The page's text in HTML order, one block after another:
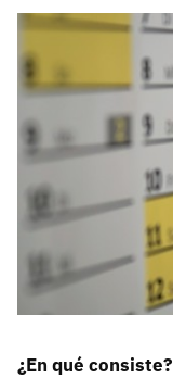
¿En qué consiste?